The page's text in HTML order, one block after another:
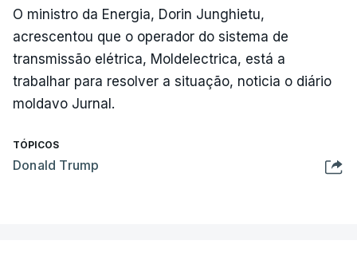
O ministro da Energia, Dorin Junghietu,
acrescentou que o operador do sistema de
transmissão elétrica, Moldelectrica, está a
trabalhar para resolver a situação, noticia o diário
moldavo Jurnal.
TÓPICOS
Donald Trump